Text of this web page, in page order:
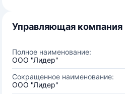
Управляющая компания
Полное наименование:
ООО "Лидер"
Сокращенное наименование:
ООО "Лидер"